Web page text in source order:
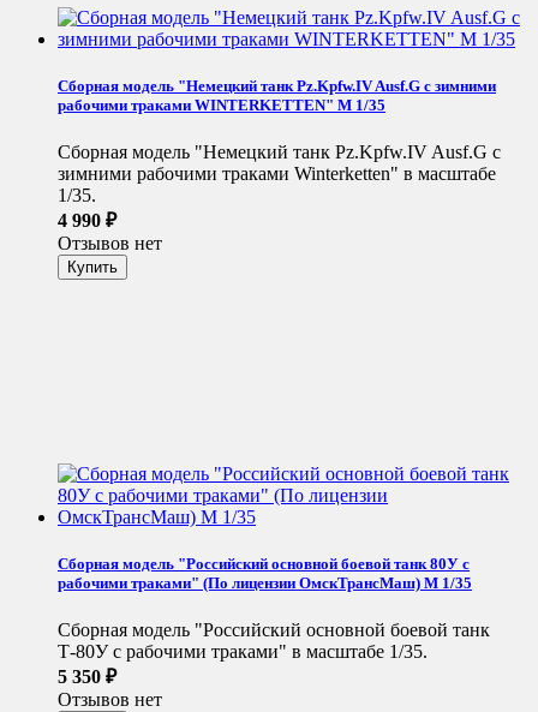
Сборная модель "Немецкий танк Pz.Kpfw.IV Ausf.G с зимними
рабочими траками WINTERKETTEN" М 1/35
Сборная модель "Немецкий танк Pz.Kpfw.IV Ausf.G с
зимними рабочими траками Winterketten" в масштабе
1/35.
4 990 ₽
Отзывов нет
Сборная модель "Российский основной боевой танк 80У с
рабочими траками" (По лицензии ОмскТрансМаш) М 1/35
Сборная модель "Российский основной боевой танк
Т-80У с рабочими траками" в масштабе 1/35.
5 350 ₽
Отзывов нет